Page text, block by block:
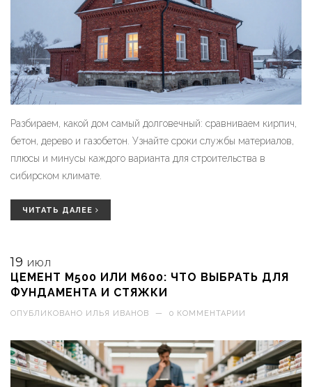
Разбираем, какой дом самый долговечный: сравниваем кирпич,
бетон, дерево и газобетон. Узнайте сроки службы материалов,
плюсы и минусы каждого варианта для строительства в
сибирском климате.
ЧИТАТЬ ДАЛЕЕ
19 ИЮЛ
ЦЕМЕНТ М500 ИЛИ М600: ЧТО ВЫБРАТЬ ДЛЯ
ФУНДАМЕНТА И СТЯЖКИ
ОПУБЛИКОВАНО ИЛЬЯ ИВАНОВ — 0 КОММЕНТАРИИ